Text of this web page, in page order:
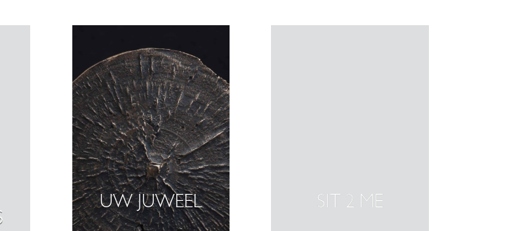
UW JUWEEL SIT 2 ME